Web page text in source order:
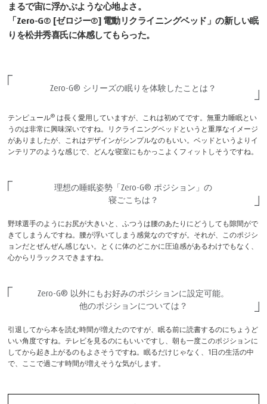
まるで宙に浮かぶような心地よさ。
「Zero-G® [ゼロジー®] 電動リクライニングベッド」の新しい眠
りを松井秀喜氏に体感してもらった。
Zero-G® シリーズの眠りを体験したことは？
テンピュール® は長く愛用していますが、これは初めてです。無重力睡眠とい
うのは非常に興味深いですね。リクライニングベッドというと重厚なイメージ
がありましたが、これはデザインがシンプルなのもいい。ベッドというよりイ
ンテリアのような感じで、どんな寝室にもかっこよくフィットしそうですね。
理想の睡眠姿勢 「Zero-G® ポジション」の
寝ごこちは？
野球選手のようにお尻が大きいと、ふつうは腰のあたりにどうしても隙間がで
きてしまうんですね。腰が浮いてしまう感覚なのですが。それが、このポジシ
ョンだとぜんぜん感じない。とくに体のどこかに圧迫感があるわけでもなく、
心からリラックスできますね。
Zero-G® 以外にもお好みのポジションに設定可能。
他のポジションについては？
引退してから本を読む時間が増えたのですが、眠る前に読書するのにちょうど
いい角度ですね。テレビを見るのにもいいですし、朝も一度このポジションに
してから起き上がるのもよさそうですね。眠るだけじゃなく、1日の生活の中
で、ここで過ごす時間が増えそうな気がします。